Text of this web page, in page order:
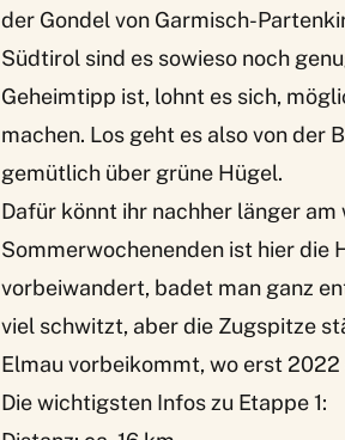
der Gondel von Garmisch-
Südtirol sind es sowieso noch
Geheimtipp ist, lohnt es sich,
machen. Los geht es also von
gemütlich über grüne Hügel.
Dafür könnt ihr nachher länger
Sommerwochenenden ist hier die
vorbeiwandert, badet man ganz
viel schwitzt, aber die Zugspitze
Elmau vorbeikommt, wo erst
Die wichtigsten Infos zu Etappe 1: